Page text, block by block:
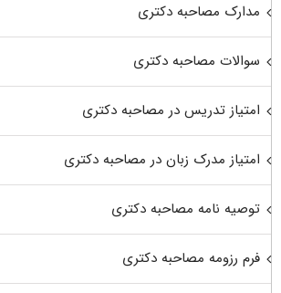
مدارک مصاحبه دکتری
سوالات مصاحبه دکتری
امتیاز تدریس در مصاحبه دکتری
امتیاز مدرک زبان در مصاحبه دکتری
توصیه نامه مصاحبه دکتری
فرم رزومه مصاحبه دکتری